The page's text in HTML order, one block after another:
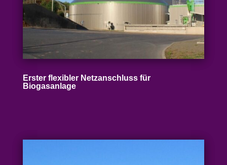
Erster flexibler Netz­an­schluss für
Biogasanlage